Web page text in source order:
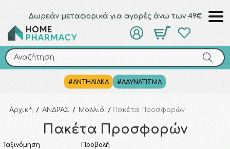
Δωρεάν μεταφορικά για αγορές άνω των 49€
Αναζήτηση
#ΑΝΤΗΛΙΑΚΑ #ΑΔΥΝΑΤΙΣΜΑ
Αναζήτηση
Αρχική / ΑΝΔΡΑΣ / Μαλλιά / Πακέτα Προσφορών
Πακέτα Προσφορών
Ταξινόμηση Προβολή